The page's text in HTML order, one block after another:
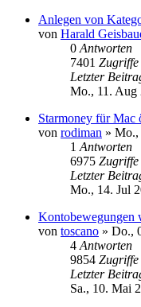
Anlegen von
von Harald
0 Antworten
7401 Zugriffe
Letzter
Mo., 11. Aug
Starmoney für Mac
von rodiman » Mo.,
1 Antworten
6975 Zugriffe
Letzter
Mo., 14. Jul
Kontobewegungen
von toscano » Do.,
4 Antworten
9854 Zugriffe
Letzter
Sa., 10. Mai